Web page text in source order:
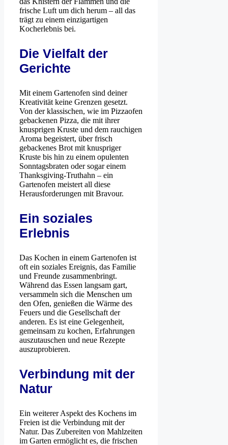
frische Luft um dich herum – all das
trägt zu einem einzigartigen
Kocherlebnis bei.
Die Vielfalt der
Gerichte
Mit einem Gartenofen sind deiner
Kreativität keine Grenzen gesetzt.
Von der klassischen, wie im Pizzaofen
gebackenen Pizza, die mit ihrer
knusprigen Kruste und dem rauchigen
Aroma begeistert, über frisch
gebackenes Brot mit knuspriger
Kruste bis hin zu einem opulenten
Sonntagsbraten oder sogar einem
Thanksgiving-Truthahn – ein
Gartenofen meistert all diese
Herausforderungen mit Bravour.
Ein soziales
Erlebnis
Das Kochen in einem Gartenofen ist
oft ein soziales Ereignis, das Familie
und Freunde zusammenbringt.
Während das Essen langsam gart,
versammeln sich die Menschen um
den Ofen, genießen die Wärme des
Feuers und die Gesellschaft der
anderen. Es ist eine Gelegenheit,
gemeinsam zu kochen, Erfahrungen
auszutauschen und neue Rezepte
auszuprobieren.
Verbindung mit der
Natur
Ein weiterer Aspekt des Kochens im
Freien ist die Verbindung mit der
Natur. Das Zubereiten von Mahlzeiten
im Garten ermöglicht es, die frischen